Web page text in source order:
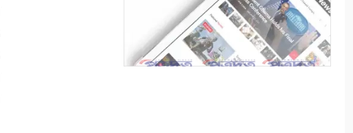
সাতক্ষীরা একটি জেলা নয়, একটি